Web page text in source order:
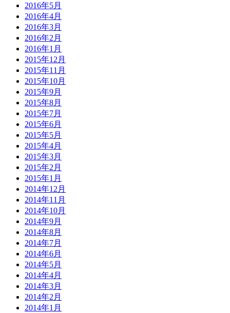
2016年5月
2016年4月
2016年3月
2016年2月
2016年1月
2015年12月
2015年11月
2015年10月
2015年9月
2015年8月
2015年7月
2015年6月
2015年5月
2015年4月
2015年3月
2015年2月
2015年1月
2014年12月
2014年11月
2014年10月
2014年9月
2014年8月
2014年7月
2014年6月
2014年5月
2014年4月
2014年3月
2014年2月
2014年1月